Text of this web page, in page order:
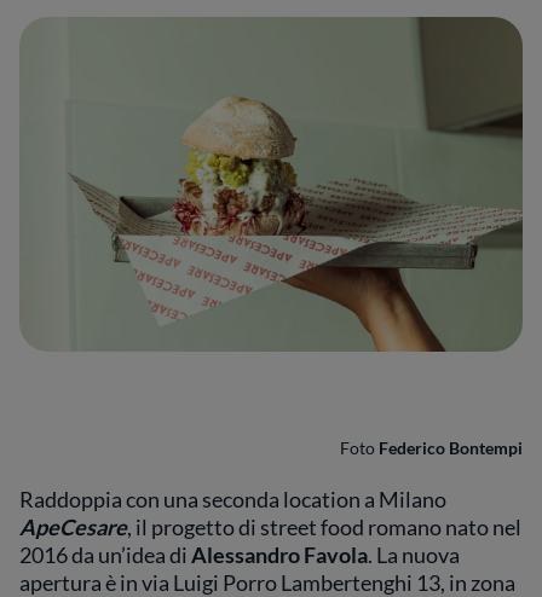
Foto Federico Bontempi
Raddoppia con una seconda location a Milano
ApeCesare, il progetto di street food romano nato nel
2016 da un’idea diAlessandro Favola. La nuova
apertura è invia Luigi Porro Lambertenghi 13, in zona